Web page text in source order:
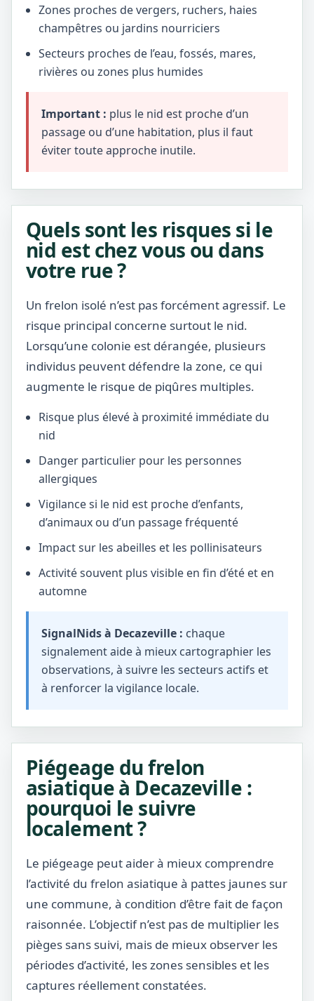
Zones proches de vergers, ruchers, haies
champêtres ou jardins nourriciers
Secteurs proches de l’eau, fossés, mares,
rivières ou zones plus humides
Important : plus le nid est proche d’un
passage ou d’une habitation, plus il faut
éviter toute approche inutile.
Quels sont les risques si le
nid est chez vous ou dans
votre rue ?
Un frelon isolé n’est pas forcément agressif. Le
risque principal concerne surtout le nid.
Lorsqu’une colonie est dérangée, plusieurs
individus peuvent défendre la zone, ce qui
augmente le risque de piqûres multiples.
Risque plus élevé à proximité immédiate du
nid
Danger particulier pour les personnes
allergiques
Vigilance si le nid est proche d’enfants,
d’animaux ou d’un passage fréquenté
Impact sur les abeilles et les pollinisateurs
Activité souvent plus visible en fin d’été et en
automne
SignalNids à Decazeville : chaque
signalement aide à mieux cartographier les
observations, à suivre les secteurs actifs et
à renforcer la vigilance locale.
Piégeage du frelon
asiatique à Decazeville :
pourquoi le suivre
localement ?
Le piégeage peut aider à mieux comprendre
l’activité du frelon asiatique à pattes jaunes sur
une commune, à condition d’être fait de façon
raisonnée. L’objectif n’est pas de multiplier les
pièges sans suivi, mais de mieux observer les
périodes d’activité, les zones sensibles et les
captures réellement constatées.